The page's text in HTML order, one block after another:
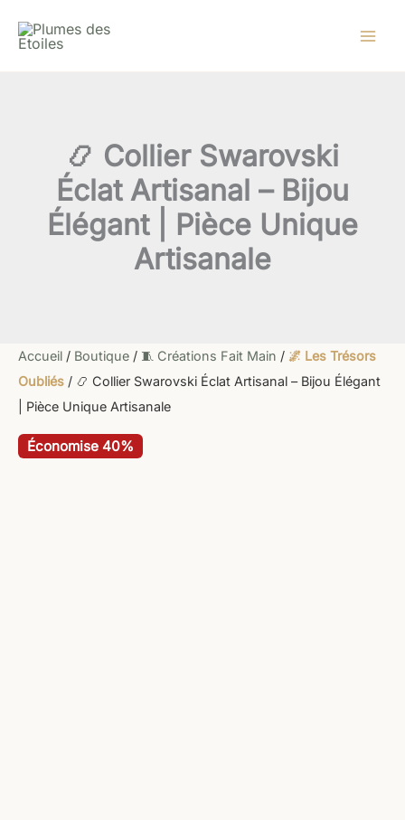
📿 Collier Swarovski
Éclat Artisanal – Bijou
Élégant | Pièce Unique
Artisanale
Accueil / Boutique / 🧵 Créations Fait Main / 🌌 Les Trésors
Oubliés / 📿 Collier Swarovski Éclat Artisanal – Bijou Élégant
| Pièce Unique Artisanale
Économise 40%
prix
Bijou
Élégant
|
Pièce
Unique